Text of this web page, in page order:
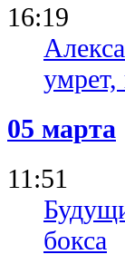
16:19
05 марта
11:51
бокса